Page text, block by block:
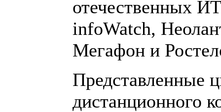
отечественных
infoWatch,
Мегафон и
Представленные
дистанционного